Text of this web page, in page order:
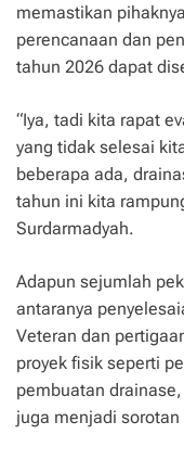
memastikan
perencanaan dan
tahun 2026 dapat
“Iya, tadi kita rapat
yang tidak selesai
beberapa ada,
tahun ini kita
Surdarmadyah.
Adapun sejumlah
antaranya
Veteran dan
proyek fisik seperti
pembuatan
juga menjadi